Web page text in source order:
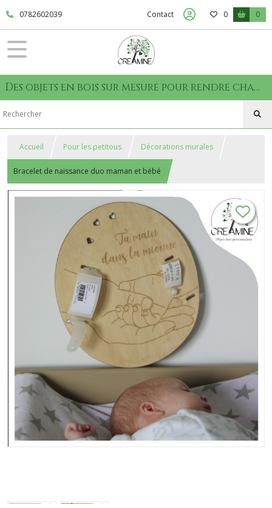
0782602039 Contact 0 0
Des objets en bois sur mesure pour rendre chaque moment unique
Accueil Pour les petitous Décorations murales
Bracelet de naissance duo maman et bébé